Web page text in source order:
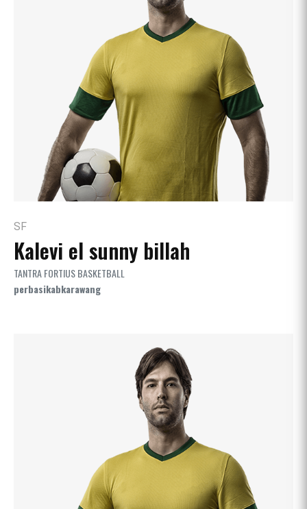
SF
Kalevi el sunny billah
TANTRA FORTIUS BASKETBALL
perbasikabkarawang